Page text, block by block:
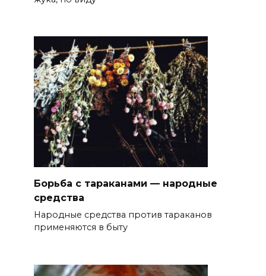
Борьба с тараканами — народные
средства
Народные средства против тараканов
применяются в быту